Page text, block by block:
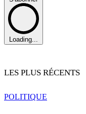
Loading...
LES PLUS RÉCENTS
POLITIQUE